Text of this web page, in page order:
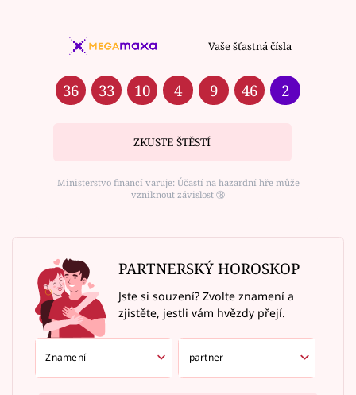
Vaše šťastná čísla
36 33 10 4 9 46 2
ZKUSTE ŠTĚSTÍ
Ministerstvo financí varuje: Účastí na hazardní hře může
vzniknout závislost ⑱
PARTNERSKÝ HOROSKOP
Jste si souzení? Zvolte znamení a
zjistěte, jestli vám hvězdy přejí.